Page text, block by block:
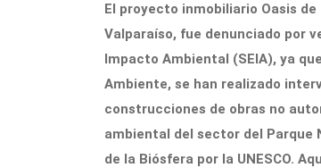
El proyecto inmobiliario Oasis de
Valparaíso, fue denunciado por
Impacto Ambiental (SEIA), ya
Ambiente, se han realizado
construcciones de obras no
ambiental del sector del Parque
de la Biósfera por la UNESCO.